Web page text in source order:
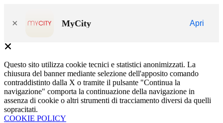
× MyCity Apri
Questo sito utilizza cookie tecnici e statistici anonimizzati. La
chiusura del banner mediante selezione dell'apposito comando
contraddistinto dalla X o tramite il pulsante "Continua la
navigazione" comporta la continuazione della navigazione in
assenza di cookie o altri strumenti di tracciamento diversi da quelli
sopracitati.
COOKIE POLICY